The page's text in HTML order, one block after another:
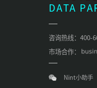
DATA
咨询热线：400-
市场合作：
Nint小助手